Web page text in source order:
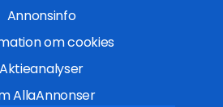
Annonsinfo
om cookies
Aktieanalyser
AllaAnnonser